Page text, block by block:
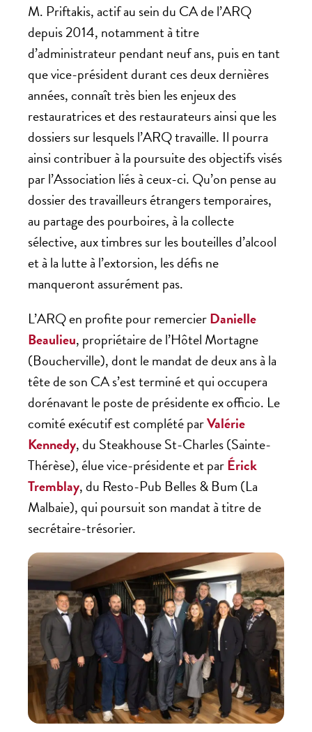
M. Priftakis, actif au sein du CA de l’ARQ
depuis 2014, notamment à titre
d’administrateur pendant neuf ans, puis en tant
que vice-président durant ces deux dernières
années, connaît très bien les enjeux des
restauratrices et des restaurateurs ainsi que les
dossiers sur lesquels l’ARQ travaille. Il pourra
ainsi contribuer à la poursuite des objectifs visés
par l’Association liés à ceux-ci. Qu’on pense au
dossier des travailleurs étrangers temporaires,
au partage des pourboires, à la collecte
sélective, aux timbres sur les bouteilles d’alcool
et à la lutte à l’extorsion, les défis ne
manqueront assurément pas.
L’ARQ en profite pour remercierDanielle
Beaulieu, propriétaire de l’Hôtel Mortagne
(Boucherville), dont le mandat de deux ans à la
tête de son CA s’est terminé et qui occupera
dorénavant le poste de présidente ex officio. Le
comité exécutif est complété parValérie
Kennedy, du Steakhouse St-Charles (Sainte-
Thérèse), élue vice-présidente et parÉrick
Tremblay, du Resto-Pub Belles & Bum (La
Malbaie), qui poursuit son mandat à titre de
secrétaire-trésorier.